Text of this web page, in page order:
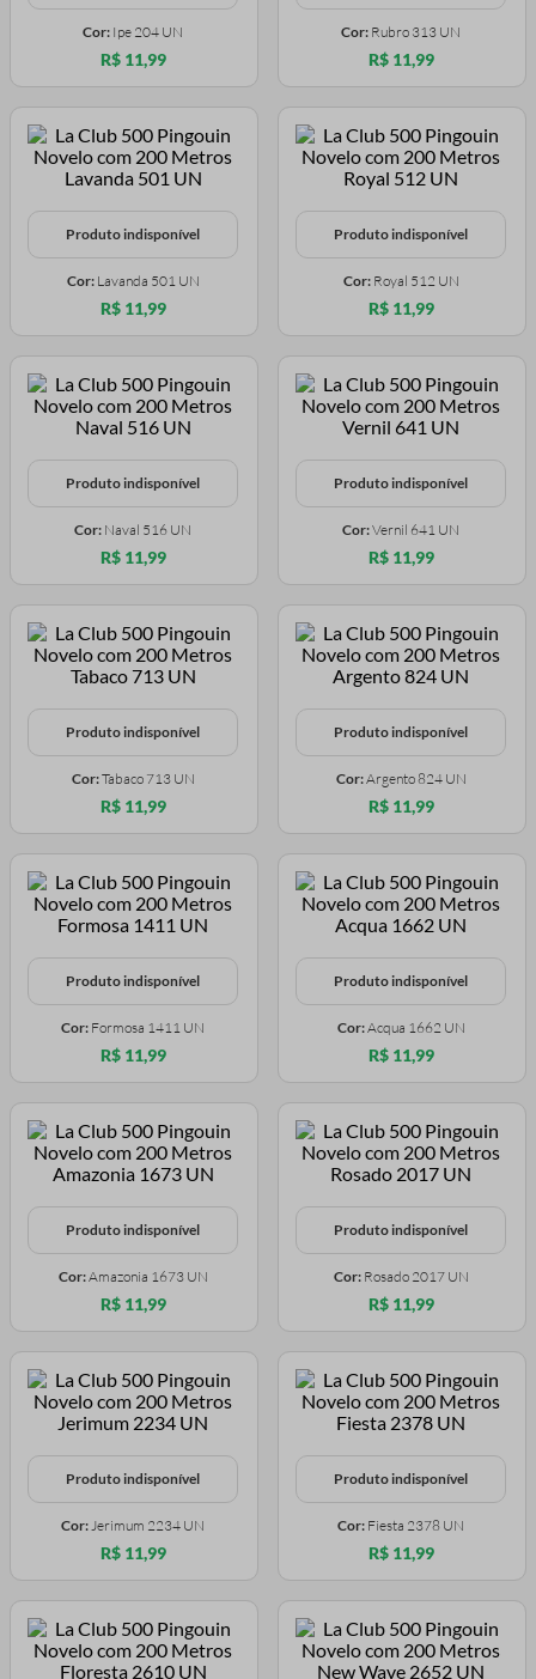
Cor: Ipe 204 UN
R$ 11,99
Cor: Rubro 313 UN
R$ 11,99
Produto indisponível
Cor: Lavanda 501 UN
R$ 11,99
Produto indisponível
Cor: Royal 512 UN
R$ 11,99
Produto indisponível
Cor: Naval 516 UN
R$ 11,99
Produto indisponível
Cor:Vernil 641 UN
R$ 11,99
Produto indisponível
Cor:Tabaco 713 UN
R$ 11,99
Produto indisponível
Cor:Argento 824 UN
R$ 11,99
Produto indisponível
Cor: Formosa 1411 UN
R$ 11,99
Produto indisponível
Cor:Acqua 1662 UN
R$ 11,99
Produto indisponível
Cor:Amazonia 1673 UN
R$ 11,99
Produto indisponível
Cor: Rosado 2017 UN
R$ 11,99
Produto indisponível
Cor:Jerimum 2234 UN
R$ 11,99
Produto indisponível
Cor: Fiesta 2378 UN
R$ 11,99